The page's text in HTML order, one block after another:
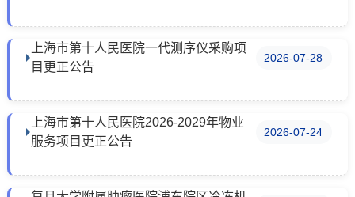
上海市第十人民医院一代测序仪采购项
目更正公告
2026-07-28
上海市第十人民医院2026-2029年物业
服务项目更正公告
2026-07-24